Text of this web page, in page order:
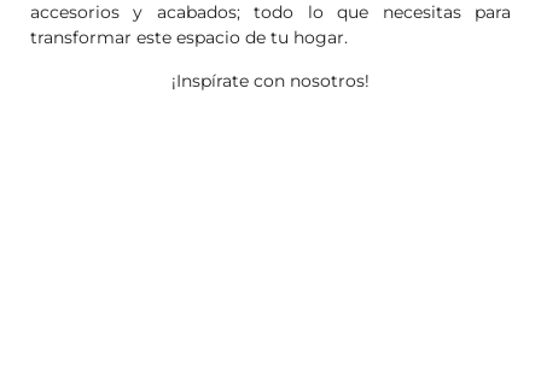
accesorios y acabados; todo lo que necesitas para
transformar este espacio de tu hogar.
¡Inspírate con nosotros!